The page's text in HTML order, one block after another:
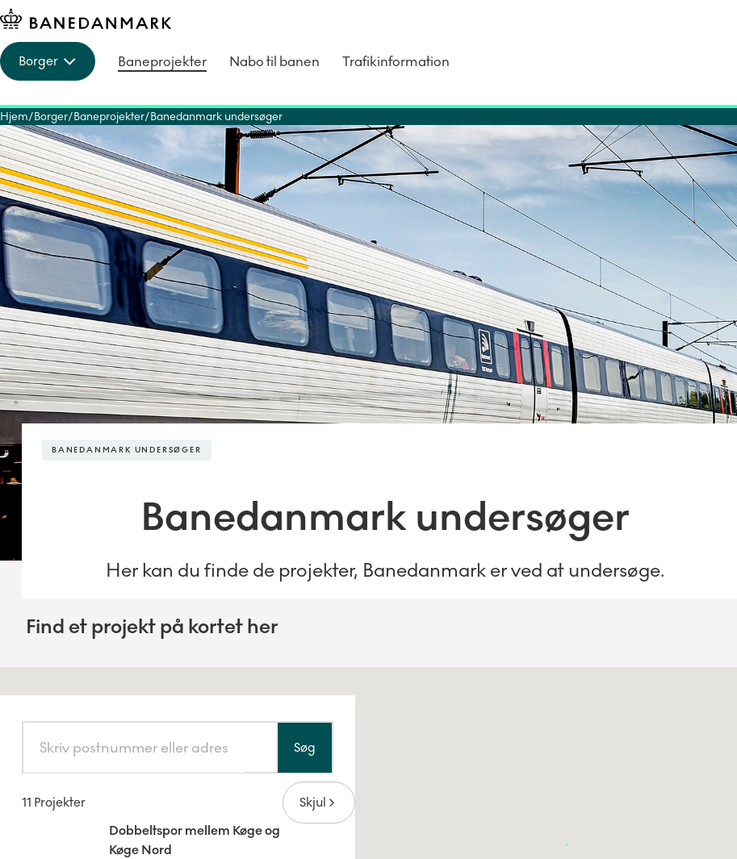
Borger Baneprojekter Nabo til banen Trafikinformation
Hjem Borger Baneprojekter Banedanmark undersøger
BANEDANMARK UNDERSØGER
Banedanmark undersøger
Her kan du finde de projekter, Banedanmark er ved at undersøge.
Find et projekt på kortet her
Søg
11 Projekter
Skjul
Dobbeltspor mellem Køge og
Køge Nord